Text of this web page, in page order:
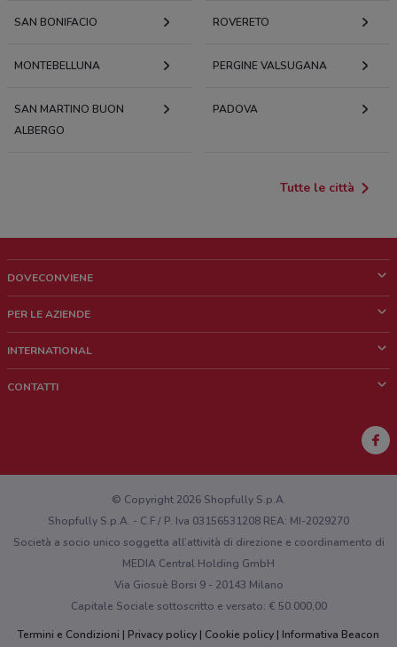
SAN BONIFACIO ROVERETO
MONTEBELLUNA PERGINE VALSUGANA
SAN MARTINO BUON
ALBERGO
PADOVA
Tutte le città
DOVECONVIENE
Chi siamo
Lavora con noi
PER LE AZIENDE
Richieste commerciali e marketing
INTERNATIONAL
CONTATTI
Hai un malfunzionamento sul web o sull'app?
© Copyright 2026 Shopfully S.p.A.
Shopfully S.p.A. - C.F / P. Iva 03156531208 REA: MI-2029270
Società a socio unico soggetta all’attività di direzione e coordinamento di
MEDIA Central Holding GmbH
Via Giosuè Borsi 9 - 20143 Milano
Capitale Sociale sottoscritto e versato: € 50.000,00
Termini e Condizioni
Privacy policy Cookie policy Informativa Beacon